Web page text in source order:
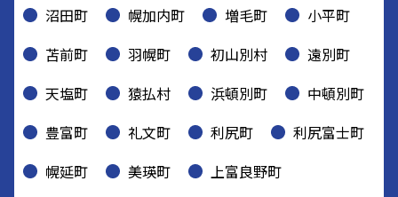
沼田町
幌加内町 増毛町
小平町
苫前町
羽幌町 初山別村
遠別町
天塩町
猿払村 浜頓別町
中頓別町
豊富町
礼文町 利尻町
利尻富士町
幌延町
美瑛町
上富良野町